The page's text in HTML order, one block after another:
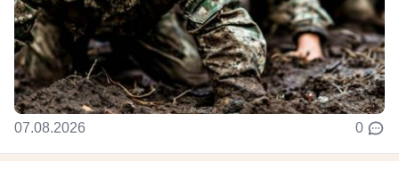
07.08.2026 0